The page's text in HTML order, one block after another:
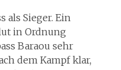
als Sieger. Ein
in Ordnung
Baraou sehr
dem Kampf klar,